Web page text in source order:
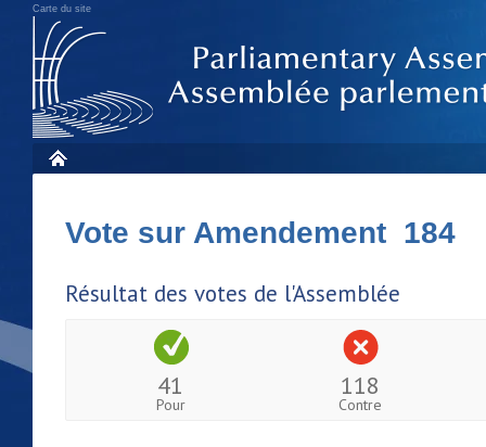
Carte du site
Vote sur Amendement 184
Résultat des votes de l'Assemblée
41
Pour
118
Contre